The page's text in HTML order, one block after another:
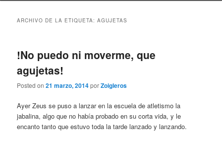
ARCHIVO DE LA ETIQUETA:AGUJETAS
!No puedo ni moverme, que
agujetas!
Posted on21 marzo, 2014porZoigleros
Ayer Zeus se puso a lanzar en la escuela de atletismo la
jabalina, algo que no había probado en su corta vida, y le
encanto tanto que estuvo toda la tarde lanzado y lanzando.